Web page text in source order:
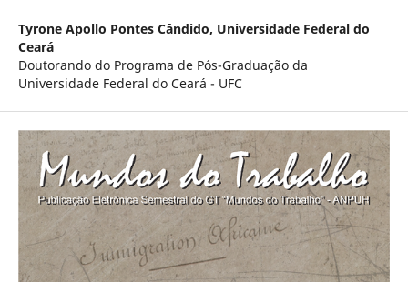
Tyrone Apollo Pontes Cândido, Universidade Federal do
Ceará
Doutorando do Programa de Pós-Graduação da
Universidade Federal do Ceará - UFC